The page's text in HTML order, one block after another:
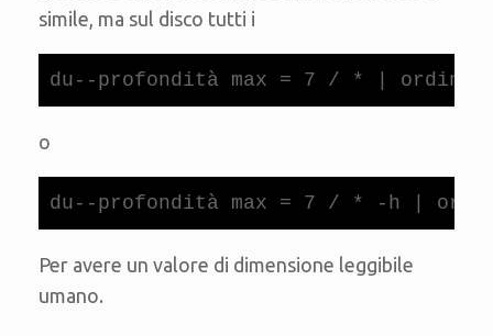
simile, ma sul disco tutti i
du--profondità max = 7 / * |
o
du--profondità max = 7 / * -h |
Per avere un valore di dimensione leggibile
umano.